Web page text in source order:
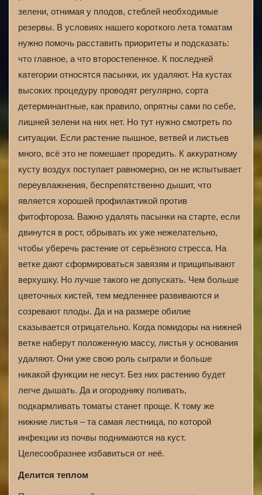
зелени, отнимая у плодов, стеблей необходимые
резервы. В условиях нашего короткого лета томатам
нужно помочь расставить приоритеты и подсказать:
что главное, а что второстепенное. К последней
категории относятся пасынки, их удаляют. На кустах
высоких процедуру проводят регулярно, сорта
детерминантные, как правило, опрятны сами по себе,
лишней зелени на них нет. Но тут нужно смотреть по
ситуации. Если растение пышное, ветвей и листьев
много, всё это не помешает проредить. К аккуратному
кусту воздух поступает равномерно, он не испытывает
переувлажнения, беспрепятственно дышит, что
является хорошей профилактикой против
фитофтороза. Важно удалять пасынки на старте, если
двинутся в рост, обрывать их уже нежелательно,
чтобы уберечь растение от серьёзного стресса. На
ветке дают сформироваться завязям и прищипывают
верхушку. Но лучше такого не допускать. Чем больше
цветочных кистей, тем медленнее развиваются и
созревают плоды. Да и на размере обилие
сказывается отрицательно. Когда помидоры на нижней
ветке наберут положенную массу, листья у основания
удаляют. Они уже свою роль сыграли и больше
никакой функции не несут. Без них растению будет
легче дышать. Да и огороднику поливать,
подкармливать томаты станет проще. К тому же
нижние листья – та самая лестница, по которой
инфекции из почвы поднимаются на куст.
Целесообразнее избавиться от неё.
Делится теплом